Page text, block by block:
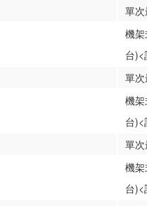
單
機
台
單
機
台
單
機
台